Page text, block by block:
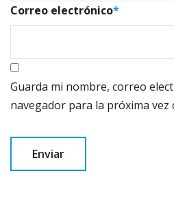
Correo electrónico*
Guarda mi nombre, correo
navegador para la próxima vez